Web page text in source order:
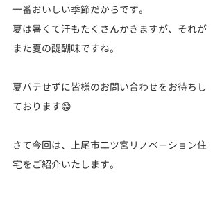
一番おいしい季節だからです。
夏は暑くて汗もたくさんかきますが、それが
また夏の醍醐味ですね。
夏バテせずに皆様のお問い合わせをお待ちし
ております😁
さて今回は、上尾市二ツ宮リノベーション住
宅をご紹介いたします。